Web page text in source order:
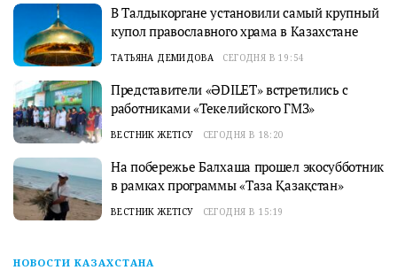
В Талдыкоргане установили самый крупный
купол православного храма в Казахстане
ТАТЬЯНА ДЕМИДОВА СЕГОДНЯ В 19:54
Представители «ӘDILET» встретились с
работниками «Текелийского ГМЗ»
ВЕСТНИК ЖЕТІСУ СЕГОДНЯ В 18:20
На побережье Балхаша прошел экосубботник
в рамках программы «Таза Қазақстан»
ВЕСТНИК ЖЕТІСУ СЕГОДНЯ В 15:19
НОВОСТИ КАЗАХСТАНА